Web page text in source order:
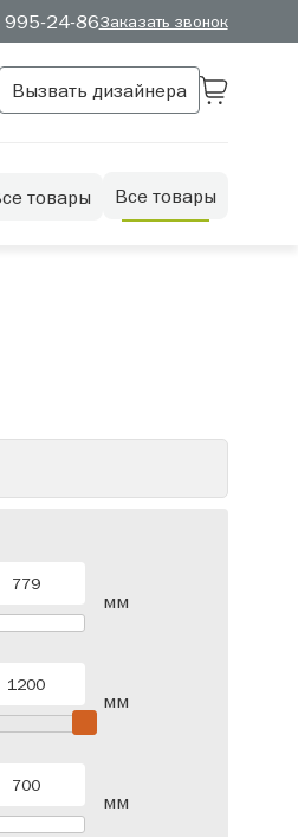
995-24-86Заказать звонок
Вызвать дизайнера
товары Все товары
мм
мм
мм